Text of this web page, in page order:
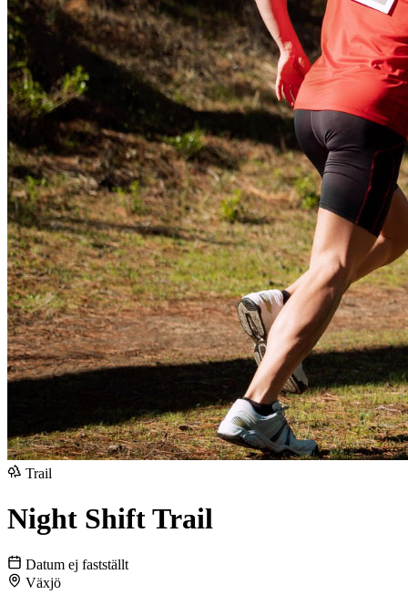
Trail
Night Shift Trail
Datum ej fastställt
Växjö